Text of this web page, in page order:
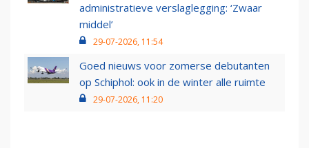
administratieve verslaglegging: ‘Zwaar
middel’
29-07-2026, 11:54
Goed nieuws voor zomerse debutanten
op Schiphol: ook in de winter alle ruimte
29-07-2026, 11:20